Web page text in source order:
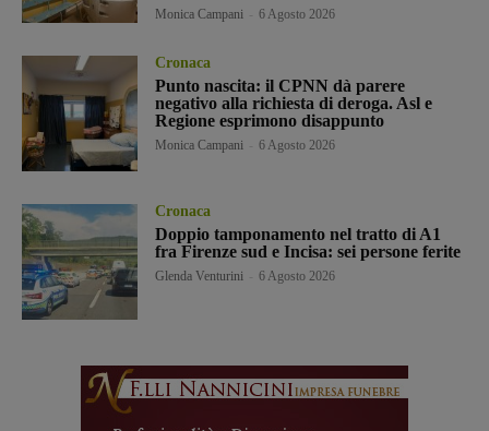
Monica Campani 6 Agosto 2026
Cronaca
Punto nascita: il CPNN dà parere
negativo alla richiesta di deroga. Asl e
Regione esprimono disappunto
Monica Campani 6 Agosto 2026
Cronaca
Doppio tamponamento nel tratto di A1
fra Firenze sud e Incisa: sei persone ferite
Glenda Venturini 6 Agosto 2026